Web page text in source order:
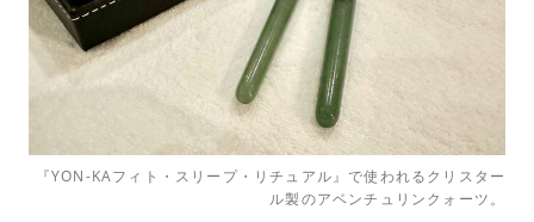
『YON-KAフィト・スリープ・リチュアル』で使われるクリスター
ル製のアベンチュリンクォーツ。